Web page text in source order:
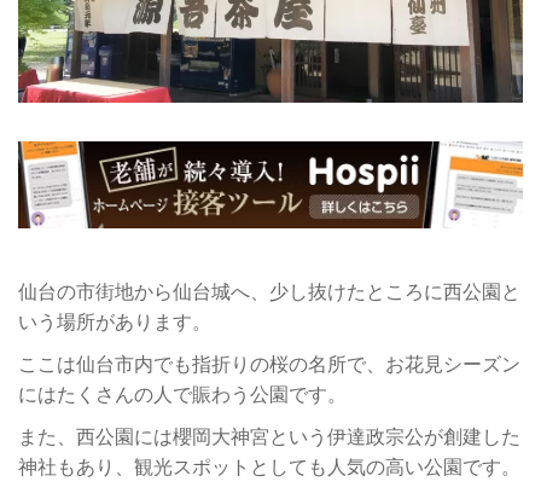
仙台の市街地から仙台城へ、少し抜けたところに西公園と
いう場所があります。
ここは仙台市内でも指折りの桜の名所で、お花見シーズン
にはたくさんの人で賑わう公園です。
また、西公園には櫻岡大神宮という伊達政宗公が創建した
神社もあり、観光スポットとしても人気の高い公園です。